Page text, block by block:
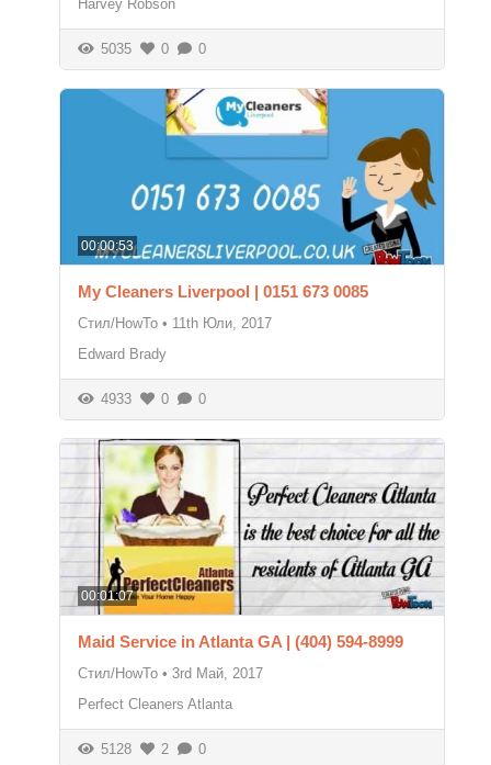
Harvey Robson
5035 0 0
00:00:53
My Cleaners Liverpool | 0151 673 0085
Стил/HowTo • 11th Юли, 2017
Edward Brady
4933 0 0
00:01:07
Maid Service in Atlanta GA | (404) 594-8999
Стил/HowTo • 3rd Май, 2017
Perfect Cleaners Atlanta
5128 2 0